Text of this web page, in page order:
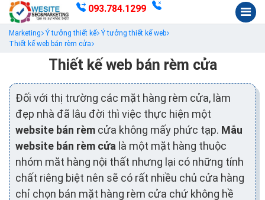
093.784.1299
Marketing Ý tưởng thiết kế Ý tưởng thiết kế web
Thiết kế web bán rèm cửa
Thiết kế web bán rèm cửa
Đối với thị trường các mặt hàng rèm cửa, làm
đẹp nhà đã lâu đời thì việc thực hiện một
website bán rèm cửa không mấy phức tạp. Mẫu
website bán rèm cửa là một mặt hàng thuộc
nhóm măt hàng nội thất nhưng lại có những tính
chất riêng biệt nên sẽ có rất nhiều chủ cửa hàng
chỉ chọn bán mặt hàng rèm cửa chứ không hề